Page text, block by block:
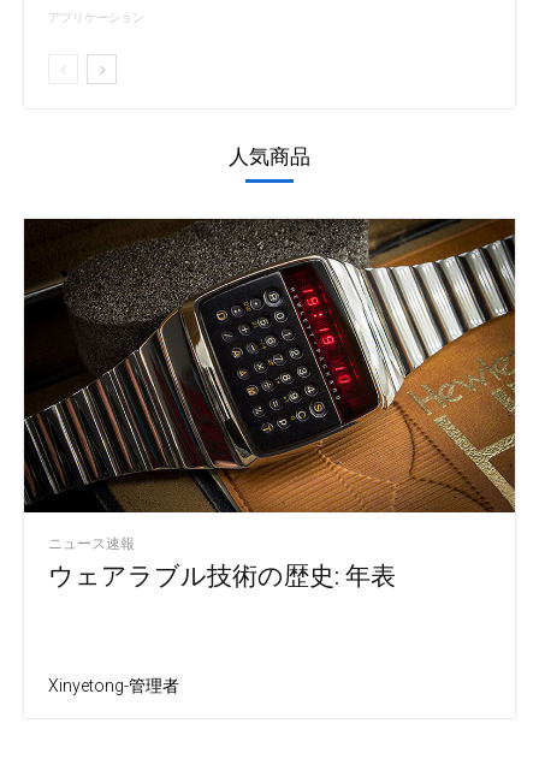
アプリケーション
人気商品
ニュース速報
ウェアラブル技術の歴史: 年表
Xinyetong-管理者